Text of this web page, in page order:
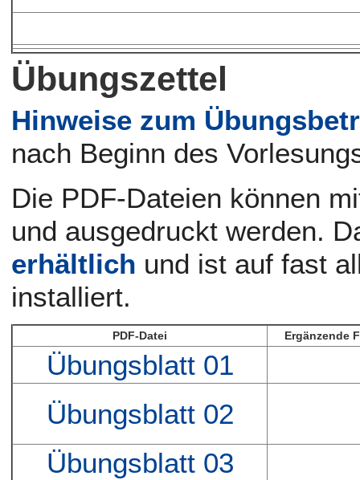
Übungszettel
Hinweise zum
nach Beginn des
Die PDF-Dateien können
und ausgedruckt werden.
erhältlich und ist auf fast
installiert.
PDF-Datei Ergänzende
Übungsblatt 01
Übungsblatt 02
Übungsblatt 03